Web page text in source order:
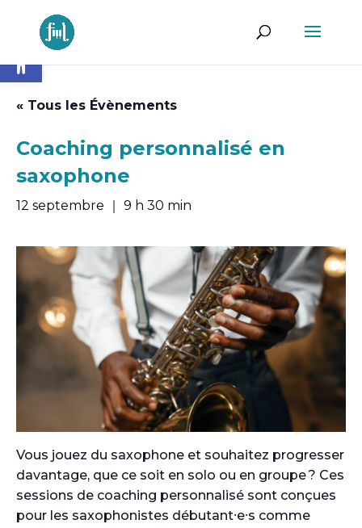
Ouvrir la barre d’outils
« Tous les Évènements
Coaching personnalisé en
saxophone
12 septembre ｜ 9 h 30 min
Vous jouez du saxophone et souhaitez progresser
davantage, que ce soit en solo ou en groupe ? Ces
sessions de coaching personnalisé sont conçues
pour les saxophonistes débutant⸱e⸱s comme